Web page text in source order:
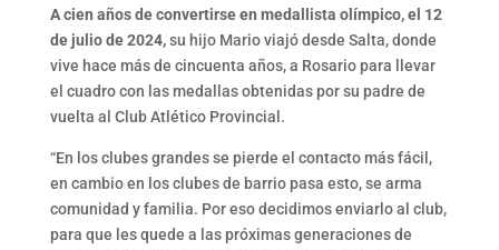
A cien años de convertirse en medallista olímpico, el 12
de julio de 2024,su hijo Mario viajó desde Salta, donde
vive hace más de cincuenta años, a Rosario para llevar
el cuadro con las medallas obtenidas por su padre de
vuelta al Club Atlético Provincial.
“En los clubes grandes se pierde el contacto más fácil,
en cambio en los clubes de barrio pasa esto, se arma
comunidad y familia. Por eso decidimos enviarlo al club,
para que les quede a las próximas generaciones de